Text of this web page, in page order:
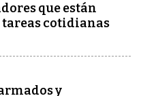
que están
cotidianas
y